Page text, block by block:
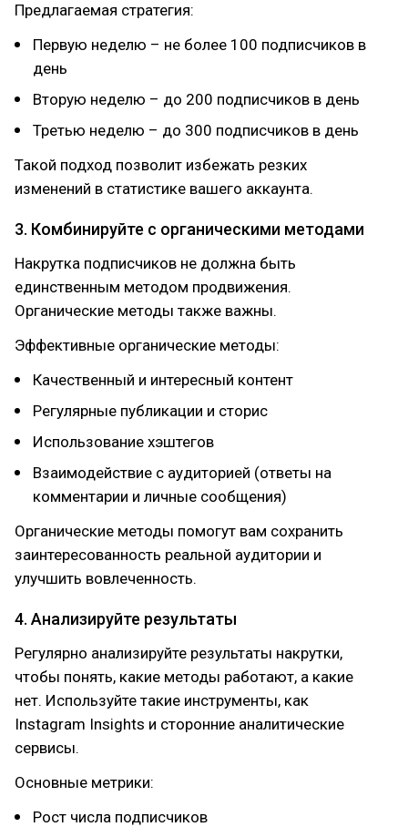
Предлагаемая стратегия:
Первую неделю – не более 100 подписчиков в
день
Вторую неделю – до 200 подписчиков в день
Третью неделю – до 300 подписчиков в день
Такой подход позволит избежать резких
изменений в статистике вашего аккаунта.
3. Комбинируйте с органическими методами
Накрутка подписчиков не должна быть
единственным методом продвижения.
Органические методы также важны.
Эффективные органические методы:
Качественный и интересный контент
Регулярные публикации и сторис
Использование хэштегов
Взаимодействие с аудиторией (ответы на
комментарии и личные сообщения)
Органические методы помогут вам сохранить
заинтересованность реальной аудитории и
улучшить вовлеченность.
4. Анализируйте результаты
Регулярно анализируйте результаты накрутки,
чтобы понять, какие методы работают, а какие
нет. Используйте такие инструменты, как
Instagram Insights и сторонние аналитические
сервисы.
Основные метрики:
Рост числа подписчиков